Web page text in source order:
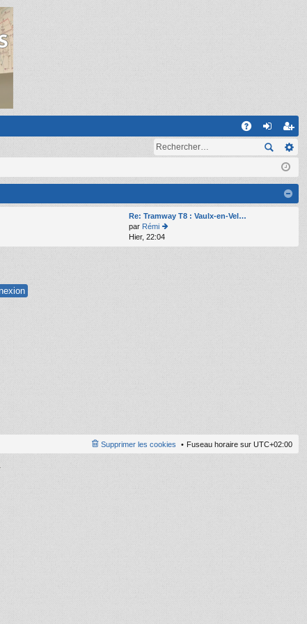
on
on
ns
cri
pti
on
Re: Tramway T8 : Vaulx-en-Vel…
par Rémi
o
n
Hier, 22:04
Fuseau horaire sur UTC+02:00
Supprimer les cookies